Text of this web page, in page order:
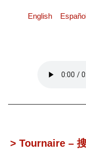
English
> Tournaire –